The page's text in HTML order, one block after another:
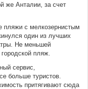
же Анталии, за счет
с мелкозернистым
один из лучших
Не меньшей
пляж.
сервис,
больше туристов.
притягивают сюда